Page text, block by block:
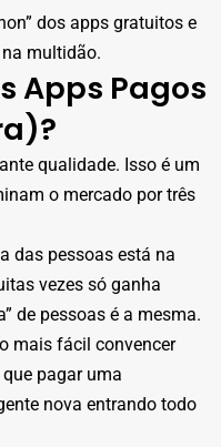
dos apps gratuitos e
multidão.
Apps Pagos
qualidade. Isso é um
o mercado por três
das pessoas está na
vezes só ganha
de pessoas é a mesma.
mais fácil convencer
pagar uma
nova entrando todo